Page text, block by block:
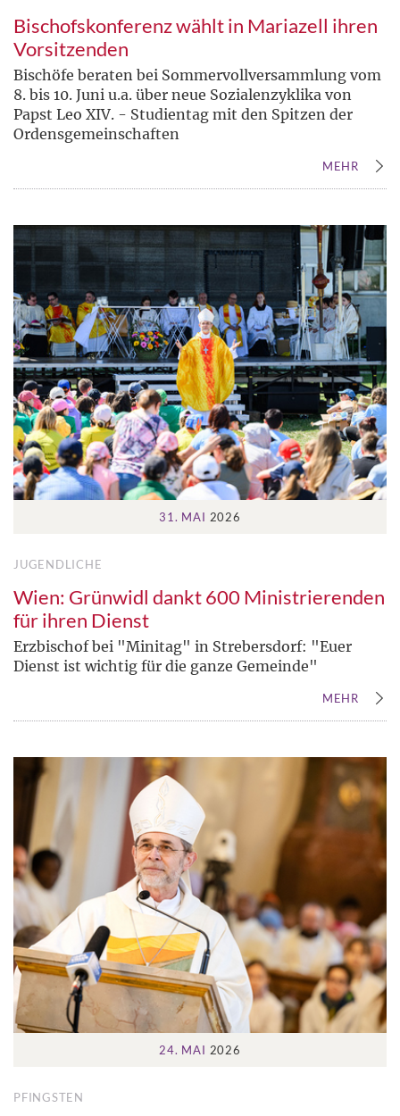
Bischofskonferenz wählt in Mariazell ihren
Vorsitzenden
Bischöfe beraten bei Sommervollversammlung vom
8. bis 10. Juni u.a. über neue Sozialenzyklika von
Papst Leo XIV. - Studientag mit den Spitzen der
Ordensgemeinschaften
MEHR
31. MAI 2026
JUGENDLICHE
Wien: Grünwidl dankt 600 Ministrierenden
für ihren Dienst
Erzbischof bei "Minitag" in Strebersdorf: "Euer
Dienst ist wichtig für die ganze Gemeinde"
MEHR
24. MAI 2026
PFINGSTEN